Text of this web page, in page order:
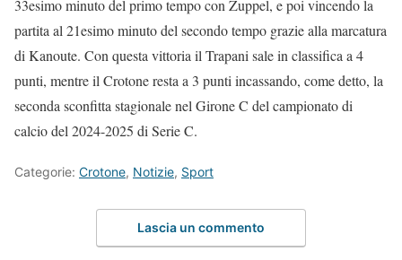
33esimo minuto del primo tempo con Zuppel, e poi vincendo la
partita al 21esimo minuto del secondo tempo grazie alla marcatura
di Kanoute. Con questa vittoria il Trapani sale in classifica a 4
punti, mentre il Crotone resta a 3 punti incassando, come detto, la
seconda sconfitta stagionale nel Girone C del campionato di
calcio del 2024-2025 di Serie C.
Categorie: Crotone, Notizie, Sport
Lascia un commento